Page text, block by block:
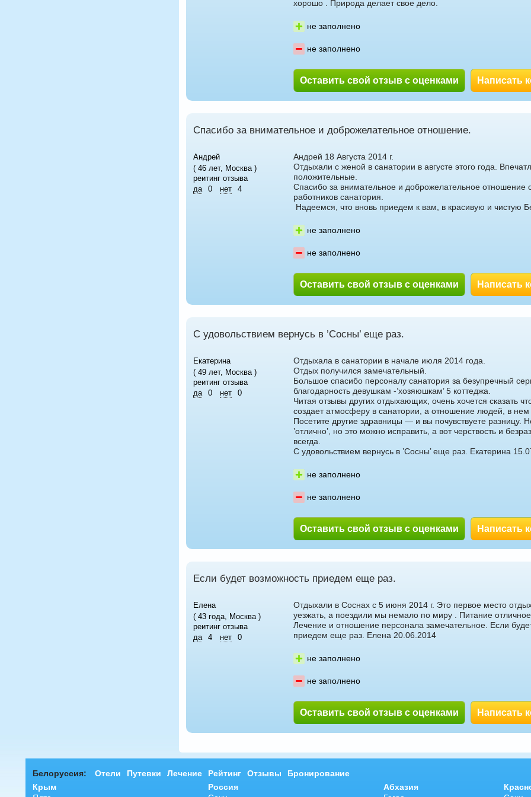
хорошо . Природа делает свое дело.
не заполнено
не заполнено
Оставить свой отзыв с оценками Написать
Спасибо за внимательное и доброжелательное отношение.
Андрей
( 46 лет, Москва )
реитинг отзыва
да
0 нет 4
Андрей 18 Августа 2014 г.
Отдыхали с женой в санатории в августе этого года.
положительные.
Спасибо за внимательное и доброжелательное отношение
работников санатория.
Надеемся, что вновь приедем к вам, в красивую и чистую
не заполнено
не заполнено
Оставить свой отзыв с оценками Написать
С удовольствием вернусь в ’Сосны’ еще раз.
Екатерина
( 49 лет, Москва )
реитинг отзыва
да
0 нет 0
Отдыхала в санатории в начале июля 2014 года.
Отдых получился замечательный.
Большое спасибо персоналу санатория за безупречный
благодарность девушкам -’хозяюшкам’ 5 коттеджа.
Читая отзывы других отдыхающих, очень хочется сказать
создает атмосферу в санатории, а отношение людей, в
Посетите другие здравницы — и вы почувствуете разницу.
’отлично’, но это можно исправить, а вот черствость и
всегда.
С удовольствием вернусь в ’Сосны’ еще раз. Екатерина
не заполнено
не заполнено
Оставить свой отзыв с оценками Написать
Если будет возможность приедем еще раз.
Елена
( 43 года, Москва )
реитинг отзыва
да
4 нет 0
Отдыхали в Соснах с 5 июня 2014 г. Это первое место
уезжать, а поездили мы немало по миру . Питание
Лечение и отношение персонала замечательное. Если
приедем еще раз. Елена 20.06.2014
не заполнено
не заполнено
Оставить свой отзыв с оценками Написать
Белоруссия: Отели Путевки Лечение Рейтинг Отзывы
Бронирование
Крым
Россия
Абхазия